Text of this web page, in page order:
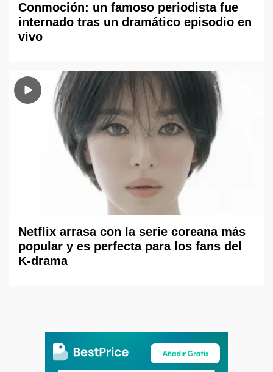
Conmoción: un famoso periodista fue
internado tras un dramático episodio en
vivo
Netflix arrasa con la serie coreana más
popular y es perfecta para los fans del
K-drama